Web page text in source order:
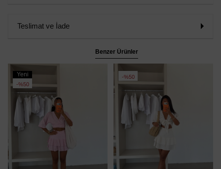
Teslimat ve İade
Benzer Ürünler
Yeni
Ürün
%50
%50